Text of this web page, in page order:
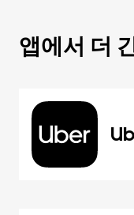
앱에서 더